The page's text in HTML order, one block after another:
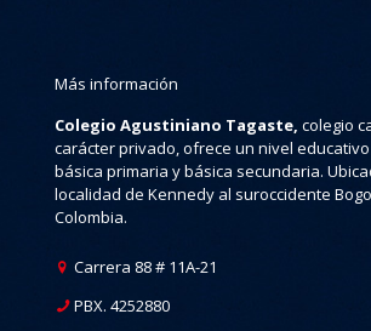
Más información
Colegio Agustiniano Tagaste, colegio
carácter privado, ofrece un nivel
básica primaria y básica secundaria.
localidad de Kennedy al suroccidente
Colombia.
Carrera 88 # 11A-21
PBX. 4252880